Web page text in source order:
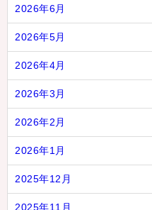
2026年6月
2026年5月
2026年4月
2026年3月
2026年2月
2026年1月
2025年12月
2025年11月